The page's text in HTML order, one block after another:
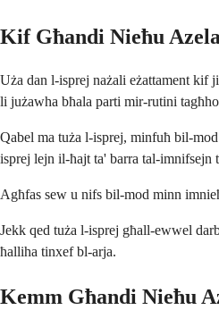
Kif Għandi Nieħu
Uża dan l-isprej nażali eżattament kif
li jużawha bħala parti mir-rutini
Qabel ma tuża l-isprej, minfuħ bil-
isprej lejn il-ħajt ta' barra tal-imnifsejn
Agħfas sew u nifs bil-mod minn
Jekk qed tuża l-isprej għall-ewwel
ħalliha tinxef bl-arja.
Kemm Għandi Nieħu